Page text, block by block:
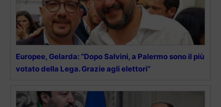
Europee, Gelarda: “Dopo Salvini, a Palermo sono il più
votato della Lega. Grazie agli elettori”